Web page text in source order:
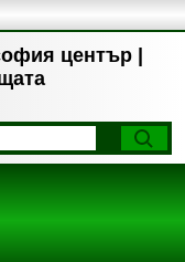
център |